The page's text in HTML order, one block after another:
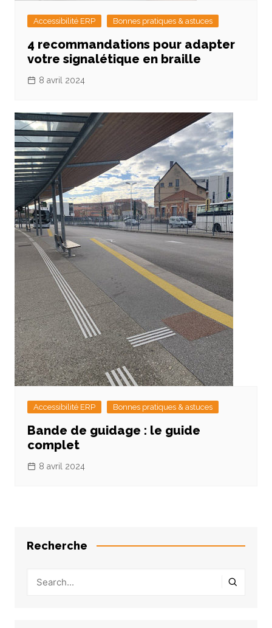
Accessibilité ERP Bonnes pratiques & astuces
4 recommandations pour adapter
votre signalétique en braille
8 avril 2024
Accessibilité ERP Bonnes pratiques & astuces
Bande de guidage : le guide
complet
8 avril 2024
Recherche